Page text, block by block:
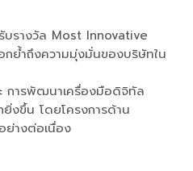
บรางวัล Most Innovative
ย้ำถึงความมุ่งมั่นของบริษัทใน
การพัฒนาเครื่องมือดิจิทัล
งขึ้น โดยโครงการด้าน
ย่างต่อเนื่อง